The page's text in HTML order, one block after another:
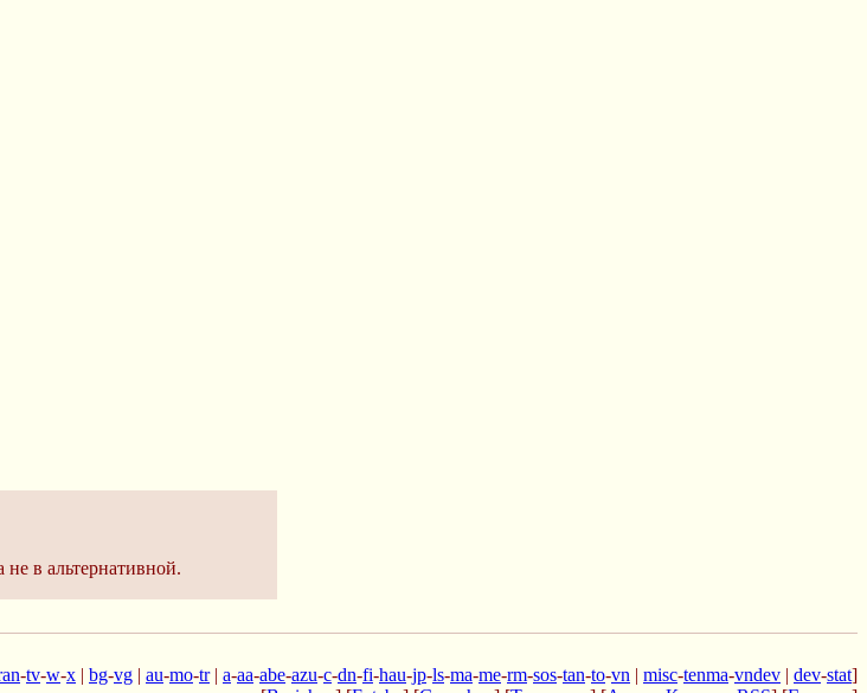
в альтернативной.
-tv-w-x | bg-vg | au-mo-tr| a-aa-abe-azu-c-dn-fi-hau-jp-ls-ma-me-rm-sos-tan-to-vn | misc-tenma-vndev | dev-stat]